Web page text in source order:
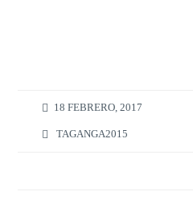
18 FEBRERO, 2017
TAGANGA2015